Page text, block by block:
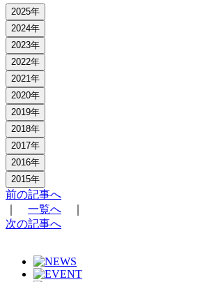
2025年
2024年
2023年
2022年
2021年
2020年
2019年
2018年
2017年
2016年
2015年
前の記事へ
一覧へ
次の記事へ